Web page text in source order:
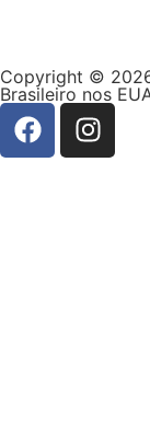
Copyright ©
Brasileiro nos